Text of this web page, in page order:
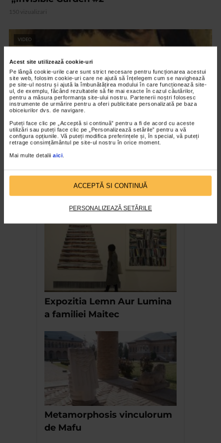
Acest site utilizează cookie-uri
Pe lângă cookie-urile care sunt strict necesare pentru funcționarea acestui
site web, folosim cookie-uri care ne ajută să înțelegem cum se navighează
pe site-ul nostru și ajută la îmbunătățirea modului în care funcționează site-
ul, de exemplu, făcând rezultatele să fie mai exacte în cazul căutărilor,
pentru a măsura performanța site-ului nostru. Partenerii noștri folosesc
instrumente de urmărire pentru a oferi publicitate personalizată pe baza
obiceiurilor dvs. de navigare.
Puteți face clic pe „Acceptă si continuă” pentru a fi de acord cu aceste
utilizări sau puteți face clic pe „Personalizează setările” pentru a vă
configura opțiunile. Vă puteți modifica preferințele și, în special, vă puteți
retrage consimțământul pe site-ul nostru în orice moment.
Mai multe detalii aici.
ACCEPTĂ SI CONTINUĂ
PERSONALIZEAZĂ SETĂRILE
150 vizualizari
VIDEO
CLIPA DE ARTA
Nicolae Tonitza – Pictor al copiilor
RECOMANDĂRI
Expozitia Lemn Aur Lumina
a familiei Maitec
Metamorphosis vinculorum
de Mafu